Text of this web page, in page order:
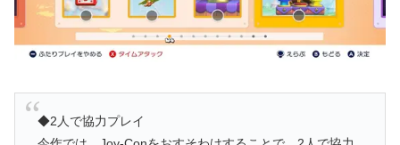
◆2人で協力プレイ